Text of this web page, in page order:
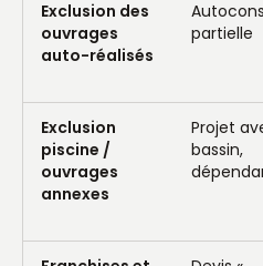
Exclusion des
ouvrages
auto-réalisés
partielle
Exclusion
piscine /
ouvrages
annexes
Projet
bassin,